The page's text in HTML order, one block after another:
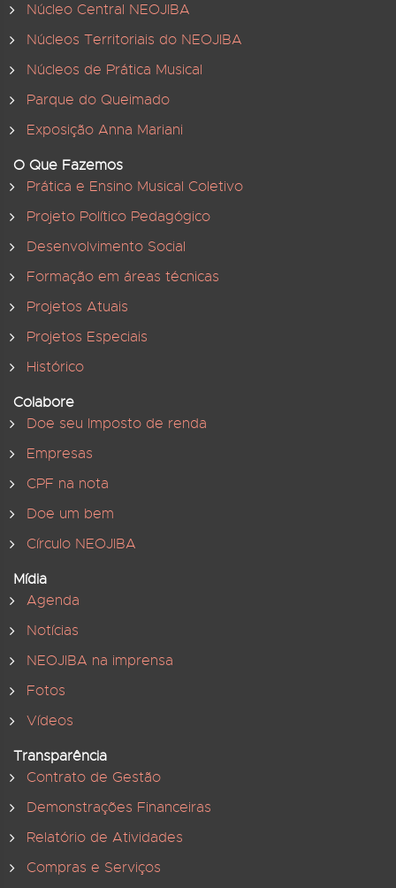
Núcleo Central NEOJIBA
Núcleos Territoriais do NEOJIBA
Núcleos de Prática Musical
Parque do Queimado
Exposição Anna Mariani
O Que Fazemos
Prática e Ensino Musical Coletivo
Projeto Político Pedagógico
Desenvolvimento Social
Formação em áreas técnicas
Projetos Atuais
Projetos Especiais
Histórico
Colabore
Doe seu Imposto de renda
Empresas
CPF na nota
Doe um bem
Círculo NEOJIBA
Mídia
Agenda
Notícias
NEOJIBA na imprensa
Fotos
Vídeos
Transparência
Contrato de Gestão
Demonstrações Financeiras
Relatório de Atividades
Compras e Serviços